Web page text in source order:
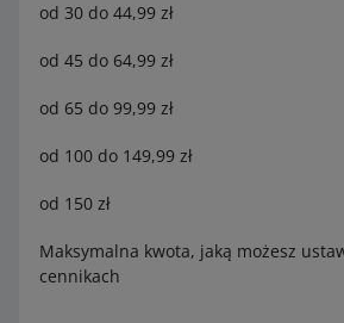
od 30 do 44,99 zł
od 45 do 64,99 zł
od 65 do 99,99 zł
od 100 do 149,99 zł
od 150 zł
Maksymalna kwota, jaką możesz
cennikach